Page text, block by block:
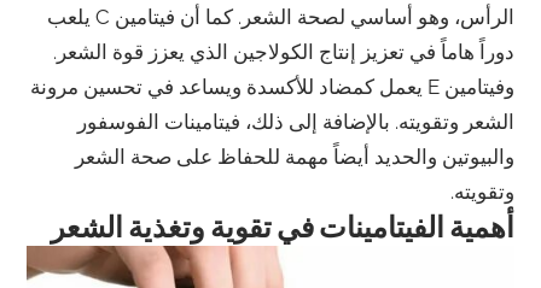
الرأس، وهو أساسي لصحة الشعر. كما أن فيتامين C يلعب
دوراً هاماً في تعزيز إنتاج الكولاجين الذي يعزز قوة الشعر.
وفيتامين E يعمل كمضاد للأكسدة ويساعد في تحسين مرونة
الشعر وتقويته. بالإضافة إلى ذلك، فيتامينات الفوسفور
والبيوتين والحديد أيضاً مهمة للحفاظ على صحة الشعر
وتقويته.
أهمية الفيتامينات في تقوية وتغذية الشعر